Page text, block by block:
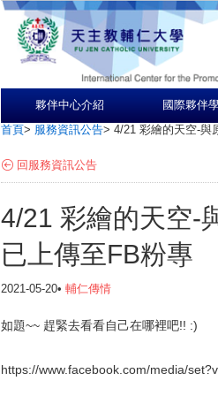
夥伴中心介紹 國際夥伴
首頁> 服務資訊公告> 4/21 彩繪的天空-與
回服務資訊公告
4/21 彩繪的天空-
已上傳至FB粉專
2021-05-20• 輔仁傳情
如題~~ 趕緊去看看自己在哪裡吧!! :)
https://www.facebook.com/media/